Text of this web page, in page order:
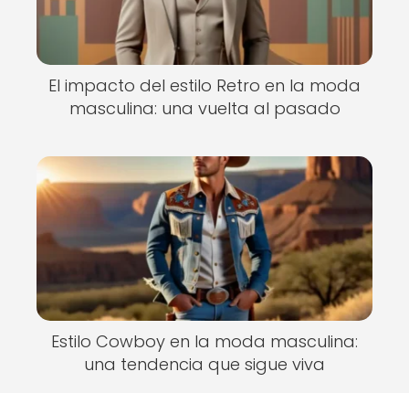
El impacto del estilo Retro en la moda
masculina: una vuelta al pasado
Estilo Cowboy en la moda masculina:
una tendencia que sigue viva